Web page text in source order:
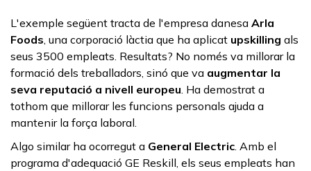
L'exemple següent tracta de l'empresa danesa Arla
Foods , una corporació làctia que ha aplicat upskilling als
seus 3500 empleats. Resultats? No només va millorar la
formació dels treballadors, sinó que va augmentar la
seva reputació a nivell europeu . Ha demostrat a
tothom que millorar les funcions personals ajuda a
mantenir la força laboral.
Algo similar ha ocorregut a General Electric . Amb el
programa d'adequació GE Reskill, els seus empleats han